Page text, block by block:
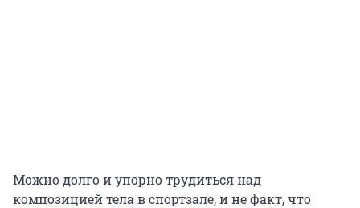
Можно долго и упорно трудиться над
композицией тела в спортзале, и не факт, что